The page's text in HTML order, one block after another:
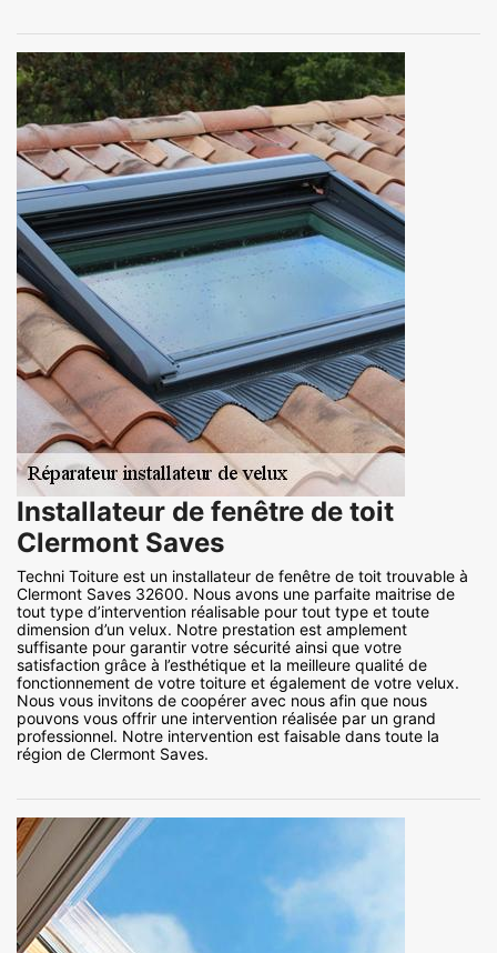
Installateur de fenêtre de toit
Clermont Saves
Techni Toiture est un installateur de fenêtre de toit trouvable à
Clermont Saves 32600. Nous avons une parfaite maitrise de
tout type d’intervention réalisable pour tout type et toute
dimension d’un velux. Notre prestation est amplement
suffisante pour garantir votre sécurité ainsi que votre
satisfaction grâce à l’esthétique et la meilleure qualité de
fonctionnement de votre toiture et également de votre velux.
Nous vous invitons de coopérer avec nous afin que nous
pouvons vous offrir une intervention réalisée par un grand
professionnel. Notre intervention est faisable dans toute la
région de Clermont Saves.